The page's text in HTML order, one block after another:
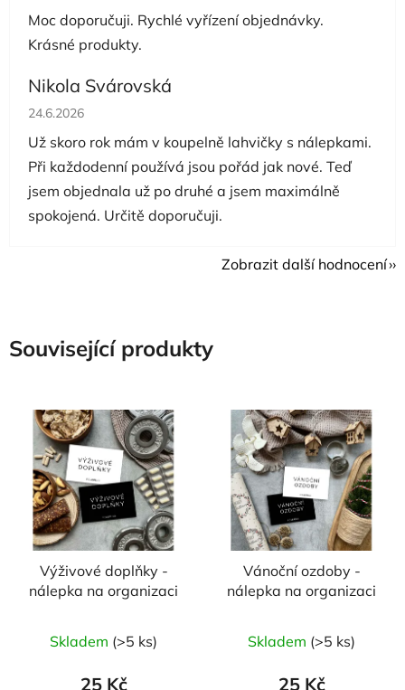
Moc doporučuji. Rychlé vyřízení objednávky.
Krásné produkty.
Nikola Svárovská
Hodnocení obchodu je 5 z 5 hvězdiček.
24.6.2026
Už skoro rok mám v koupelně lahvičky s nálepkami.
Při každodenní používá jsou pořád jak nové. Teď
jsem objednala už po druhé a jsem maximálně
spokojená. Určitě doporučuji.
Zobrazit další hodnocení
Související produkty
Výživové doplňky -
nálepka na organizaci
Skladem (>5 ks)
25 Kč
Vánoční ozdoby -
nálepka na organizaci
Skladem (>5 ks)
25 Kč